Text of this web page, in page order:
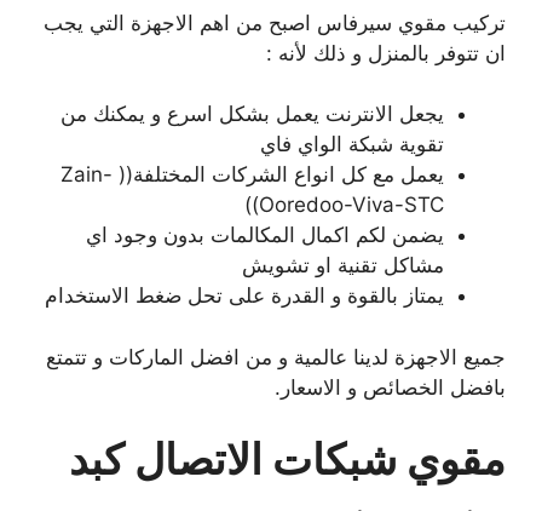
تركيب مقوي سيرفاس اصبح من اهم الاجهزة التي يجب
ان تتوفر بالمنزل و ذلك لأنه :
يجعل الانترنت يعمل بشكل اسرع و يمكنك من
تقوية شبكة الواي فاي
يعمل مع كل انواع الشركات المختلفة(( Zain-
Ooredoo-Viva-STC))
يضمن لكم اكمال المكالمات بدون وجود اي
مشاكل تقنية او تشويش
يمتاز بالقوة و القدرة على تحل ضغط الاستخدام
جميع الاجهزة لدينا عالمية و من افضل الماركات و تتمتع
بافضل الخصائص و الاسعار.
مقوي شبكات الاتصال كبد